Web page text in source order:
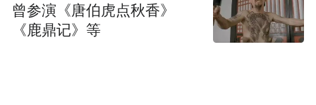
曾参演《唐伯虎点秋香》
《鹿鼎记》等